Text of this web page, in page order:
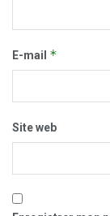
E-mail *
Site web